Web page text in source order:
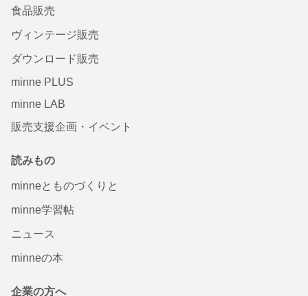
食品販売
ヴィンテージ販売
ダウンロード販売
minne PLUS
minne LAB
販売支援企画・イベント
読みもの
minneとものづくりと
minne学習帖
ニュース
minneの本
企業の方へ